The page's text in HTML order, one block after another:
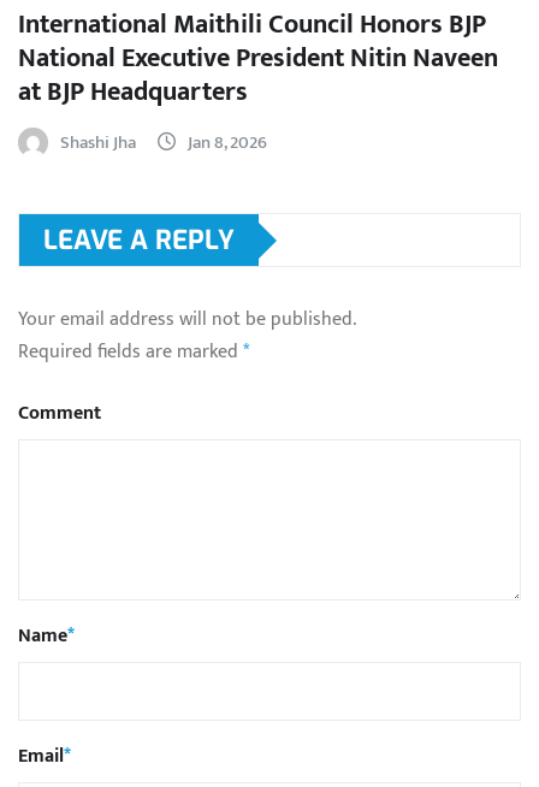
International Maithili Council Honors BJP
National Executive President Nitin Naveen
at BJP Headquarters
Shashi Jha Jan 8, 2026
LEAVE A REPLY
Your email address will not be published.
Required fields are marked*
Comment
Name*
Email*